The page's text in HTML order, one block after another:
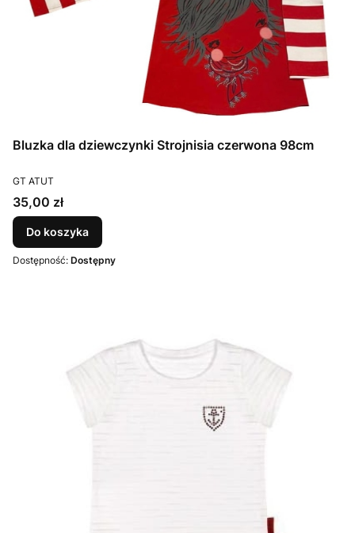
Bluzka dla dziewczynki Strojnisia czerwona 98cm
PRODUCENT
GT ATUT
Cena
35,00 zł
Do koszyka
Dostępność: Dostępny